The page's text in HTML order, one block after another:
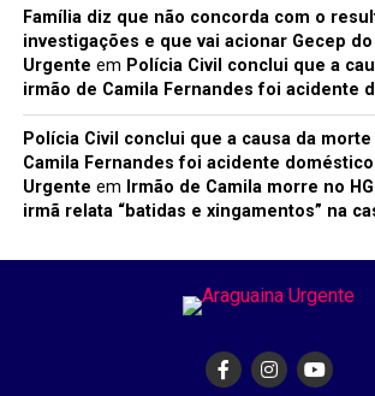
Família diz que não concorda com o
investigações e que vai acionar Gecep do
Urgente em Polícia Civil conclui que a
irmão de Camila Fernandes foi acidente
Polícia Civil conclui que a causa da
Camila Fernandes foi acidente
Urgente em Irmão de Camila morre no
irmã relata “batidas e xingamentos” na